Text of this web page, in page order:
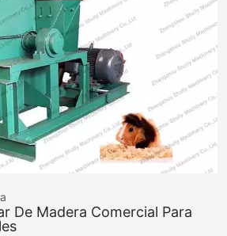
De Madera Comercial Para